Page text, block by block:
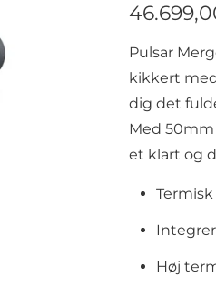
Pulsar
kikkert
dig det
Med
et klart og
Høj